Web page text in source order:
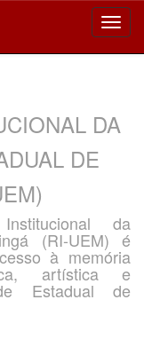
DA
DE
da
(RI-UEM) é
à memória
artística e
Estadual de